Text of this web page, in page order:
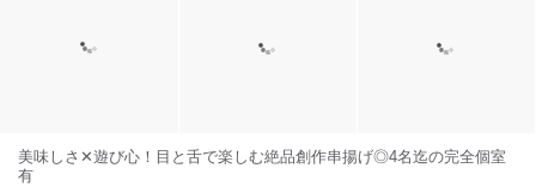
美味しさ✕遊び心！目と舌で楽しむ絶品創作串揚げ◎4名迄の完全個室
有